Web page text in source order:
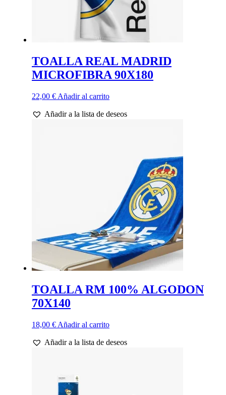
TOALLA REAL MADRID
MICROFIBRA 90X180
22,00 € Añadir al carrito
Añadir a la lista de deseos
TOALLA RM 100% ALGODON
70X140
18,00 € Añadir al carrito
Añadir a la lista de deseos